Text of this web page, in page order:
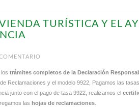
TURÍSTICA Y EL
trámites completos de la Declaración
Reclamaciones y el modelo 9922, Pagamos las
junto con el pago de tasa 9922, realizamos el
las hojas de reclamaciones